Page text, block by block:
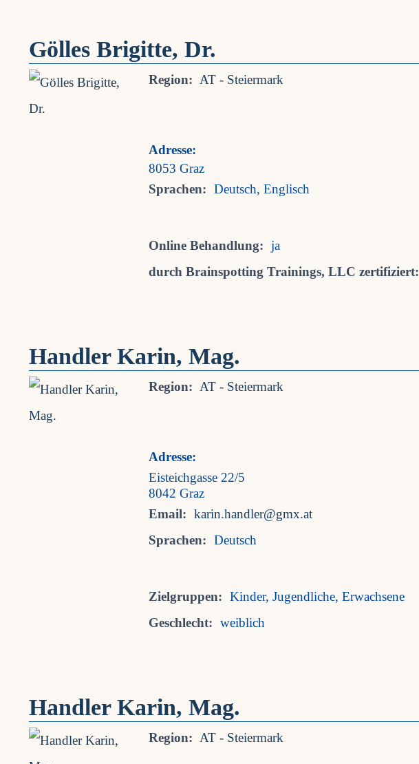
Gölles Brigitte, Dr.
Region: AT - Steiermark
Adresse:
8053 Graz
Sprachen: Deutsch, Englisch
Online Behandlung: ja
durch Brainspotting Trainings, LLC zertifiziert:
Handler Karin, Mag.
Region: AT - Steiermark
Adresse:
Eisteichgasse 22/5
8042 Graz
Email: karin.handler@gmx.at
Sprachen: Deutsch
Zielgruppen: Kinder, Jugendliche, Erwachsene
Geschlecht: weiblich
Handler Karin, Mag.
Region: AT - Steiermark